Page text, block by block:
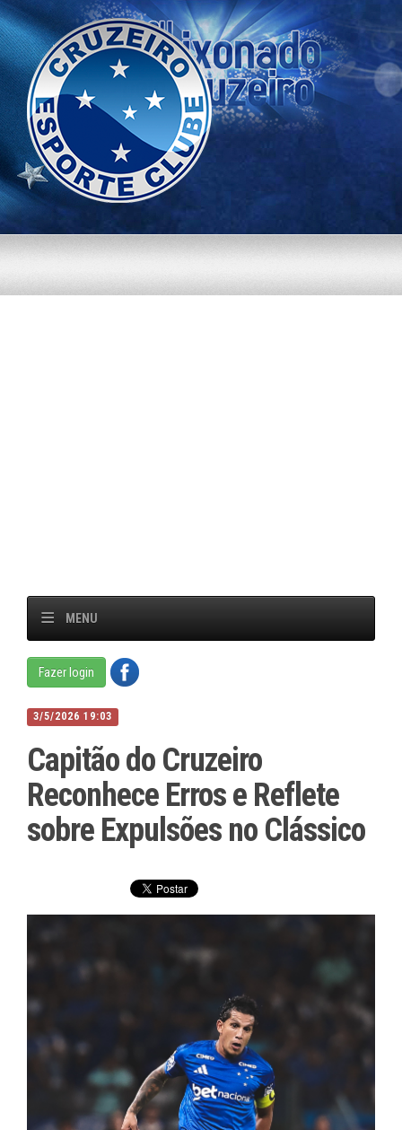
MENU
Fazer login
3/5/2026 19:03
Capitão do Cruzeiro
Reconhece Erros e Reflete
sobre Expulsões no Clássico